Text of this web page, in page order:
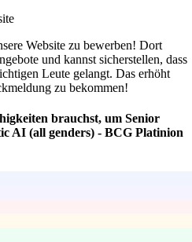
Website zu bewerben! Dort
und kannst sicherstellen, dass
Leute gelangt. Das erhöht
zu bekommen!
brauchst, um Senior
AI (all genders) - BCG Platinion